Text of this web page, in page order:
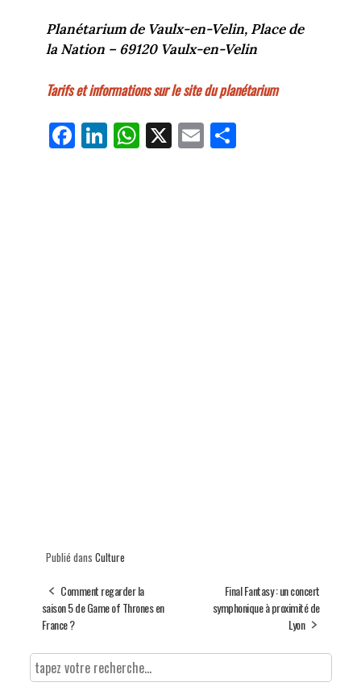
Planétarium de Vaulx-en-Velin, Place de
la Nation – 69120 Vaulx-en-Velin
Tarifs et informations sur le site du planétarium
Fa
ce
Li
nk
W
ha
X E
m
Pa
Publié dans Culture
Comment regarder la
saison 5 de Game of Thrones en
France ?
Final Fantasy : un concert
symphonique à proximité de
Lyon